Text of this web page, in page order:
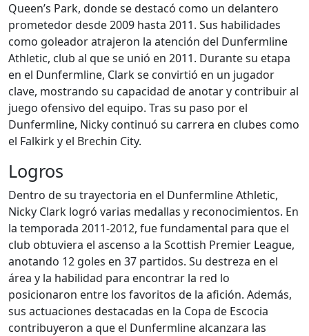
Queen’s Park, donde se destacó como un delantero
prometedor desde 2009 hasta 2011. Sus habilidades
como goleador atrajeron la atención del Dunfermline
Athletic, club al que se unió en 2011. Durante su etapa
en el Dunfermline, Clark se convirtió en un jugador
clave, mostrando su capacidad de anotar y contribuir al
juego ofensivo del equipo. Tras su paso por el
Dunfermline, Nicky continuó su carrera en clubes como
el Falkirk y el Brechin City.
Logros
Dentro de su trayectoria en el Dunfermline Athletic,
Nicky Clark logró varias medallas y reconocimientos. En
la temporada 2011-2012, fue fundamental para que el
club obtuviera el ascenso a la Scottish Premier League,
anotando 12 goles en 37 partidos. Su destreza en el
área y la habilidad para encontrar la red lo
posicionaron entre los favoritos de la afición. Además,
sus actuaciones destacadas en la Copa de Escocia
contribuyeron a que el Dunfermline alcanzara las